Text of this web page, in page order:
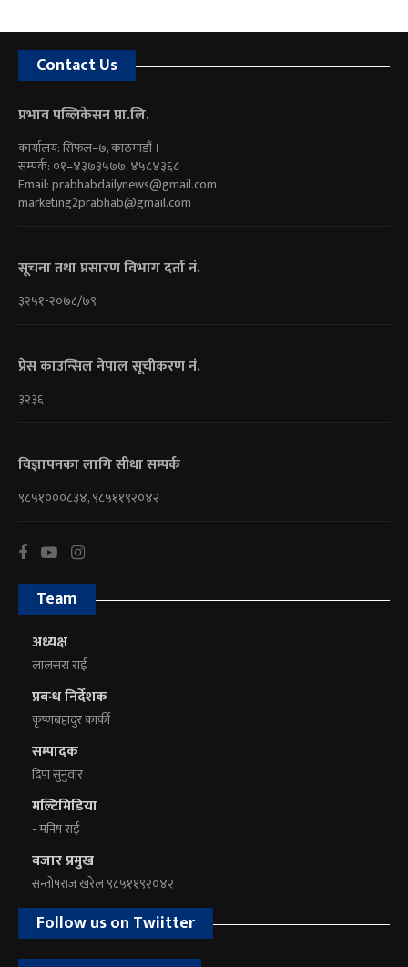
Contact Us
प्रभाव पब्लिकेसन प्रा.लि.
कार्यालय: सिफल–७, काठमाडौं ।
सम्पर्क: ०१–४३७३५७७, ४५८४३६८
Email:prabhabdailynews@gmail.com
marketing2prabhab@gmail.com
सूचना तथा प्रसारण विभाग दर्ता नं.
३२५१-२०७८/७९
प्रेस काउन्सिल नेपाल सूचीकरण नं.
३२३६
विज्ञापनका लागि सीधा सम्पर्क
९८५१०००८३४, ९८५११९२०४२
Team
अध्यक्ष
लालसरा राई
प्रबन्ध निर्देशक
कृष्णबहादुर कार्की
सम्पादक
दिपा सुनुवार
मल्टिमिडिया
- मनिष राई
बजार प्रमुख
सन्तोषराज खरेल ९८५११९२०४२
Follow us on Twiitter